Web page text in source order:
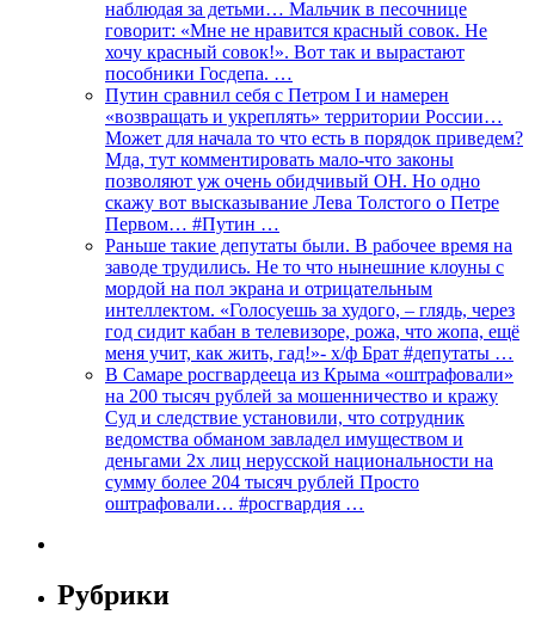
наблюдая за детьми… Мальчик в песочнице
говорит: «Мне не нравится красный совок. Не
хочу красный совок!». Вот так и вырастают
пособники Госдепа. …
Путин сравнил себя с Петром I и намерен
«возвращать и укреплять» территории России…
Может для начала то что есть в порядок приведем?
Мда, тут комментировать мало-что законы
позволяют уж очень обидчивый ОН. Но одно
скажу вот высказывание Лева Толстого о Петре
Первом… #Путин …
Раньше такие депутаты были. В рабочее время на
заводе трудились. Не то что нынешние клоуны с
мордой на пол экрана и отрицательным
интеллектом. «Голосуешь за худого, – глядь, через
год сидит кабан в телевизоре, рожа, что жопа, ещё
меня учит, как жить, гад!»- х/ф Брат #депутаты …
В Самаре росгвардееца из Крыма «оштрафовали»
на 200 тысяч рублей за мошенничество и кражу
Суд и следствие установили, что сотрудник
ведомства обманом завладел имуществом и
деньгами 2х лиц нерусской национальности на
сумму более 204 тысяч рублей Просто
оштрафовали… #росгвардия …
Рубрики